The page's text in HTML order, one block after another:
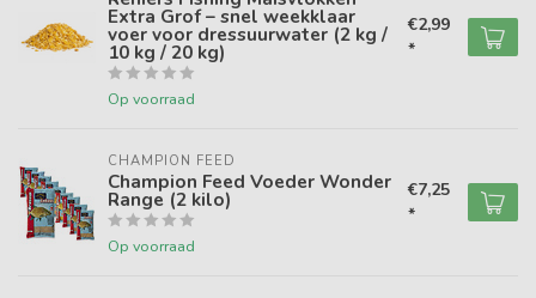
Extra Grof – snel weekklaar
voer voor dressuurwater (2 kg /
10 kg / 20 kg)
Op voorraad
€2,99
*
CHAMPION FEED
Champion Feed Voeder Wonder
Range (2 kilo)
Op voorraad
€7,25
*